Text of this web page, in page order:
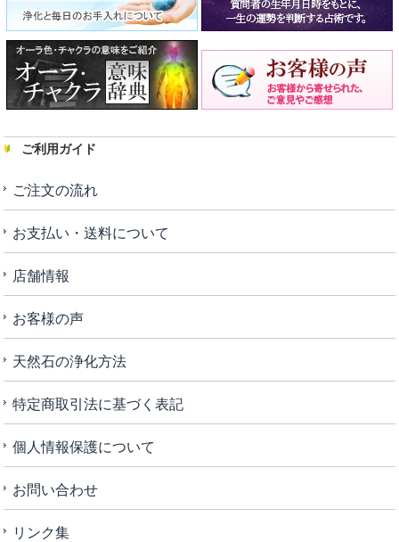
ご利用ガイド
ご注文の流れ
お支払い・送料について
店舗情報
お客様の声
天然石の浄化方法
特定商取引法に基づく表記
個人情報保護について
お問い合わせ
リンク集